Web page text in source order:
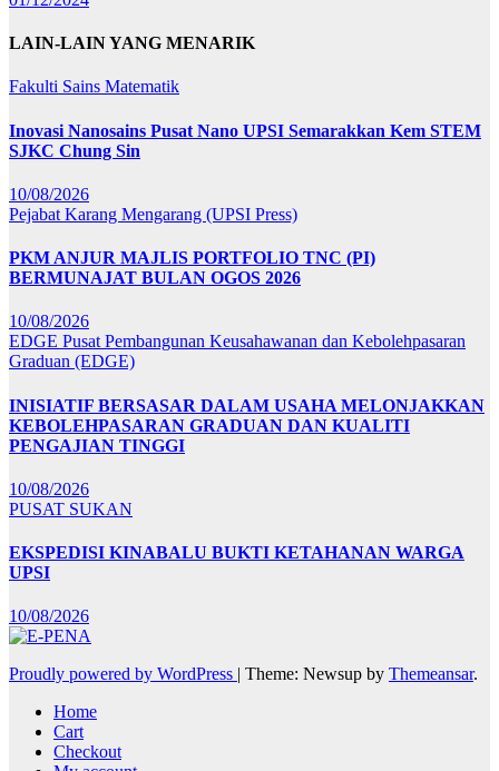
LAIN-LAIN YANG MENARIK
Fakulti Sains Matematik
Inovasi Nanosains Pusat Nano UPSI Semarakkan Kem STEM
SJKC Chung Sin
10/08/2026
Pejabat Karang Mengarang (UPSI Press)
PKM ANJUR MAJLIS PORTFOLIO TNC (PI)
BERMUNAJAT BULAN OGOS 2026
10/08/2026
EDGE Pusat Pembangunan Keusahawanan dan Kebolehpasaran
Graduan (EDGE)
INISIATIF BERSASAR DALAM USAHA MELONJAKKAN
KEBOLEHPASARAN GRADUAN DAN KUALITI
PENGAJIAN TINGGI
10/08/2026
PUSAT SUKAN
EKSPEDISI KINABALU BUKTI KETAHANAN WARGA
UPSI
10/08/2026
Proudly powered by WordPress | Theme: Newsup by Themeansar.
Home
Cart
Checkout